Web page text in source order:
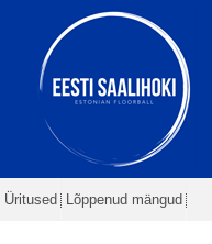
Üritused Lõppenud mängud
Seis
10 - 3
34:52 -värav
Seis11 - 3
36:12 - värav
36:47 -värav